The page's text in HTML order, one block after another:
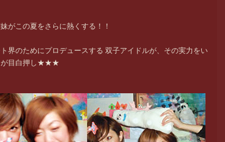
がこの夏をさらに熱くする！！
界のためにプロデュースする 双子アイドルが、その実力をい
が目白押し★★★